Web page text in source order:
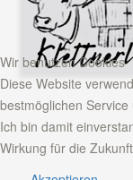
Wir benutzen Cookies
Diese Website
bestmöglichen
Ich bin damit
Wirkung für die